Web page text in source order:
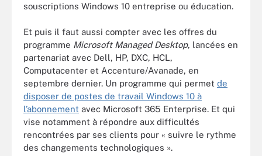
souscriptions Windows 10 entreprise ou éducation.
Et puis il faut aussi compter avec les offres du
programme Microsoft Managed Desktop, lancées en
partenariat avec Dell, HP, DXC, HCL,
Computacenter et Accenture/Avanade, en
septembre dernier. Un programme qui permet de
disposer de postes de travail Windows 10 à
l’abonnement avec Microsoft 365 Enterprise. Et qui
vise notamment à répondre aux difficultés
rencontrées par ses clients pour « suivre le rythme
des changements technologiques ».